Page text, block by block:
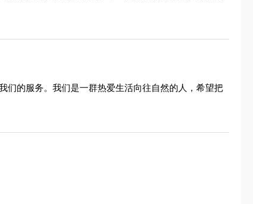
们的服务。我们是一群热爱生活向往自然的人，希望把